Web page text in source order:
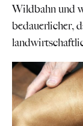
Wildbahn und
bedauerlicher,